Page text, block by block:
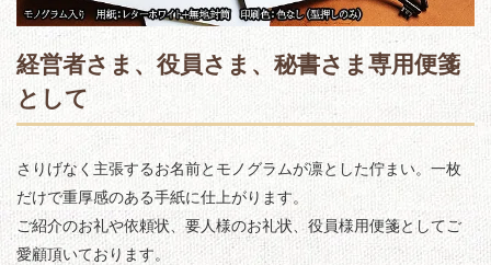
経営者さま、役員さま、秘書さま専用便箋
として
さりげなく主張するお名前とモノグラムが凛とした佇まい。一枚
だけで重厚感のある手紙に仕上がります。
ご紹介のお礼や依頼状、要人様のお礼状、役員様用便箋としてご
愛顧頂いております。